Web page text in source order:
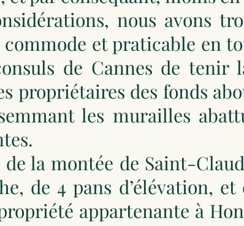
nous avons
commode et praticable en
de Cannes de tenir
propriétaires des fonds
les murailles
de la montée de Saint-
de 4 pans d’élévation,
appartenante à